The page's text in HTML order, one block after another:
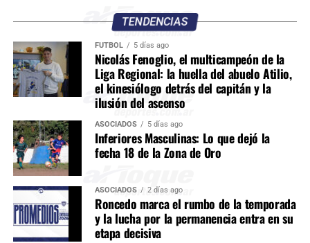
TENDENCIAS
FÚTBOL 5 días ago
Nicolás Fenoglio, el multicampeón de la
Liga Regional: la huella del abuelo Atilio,
el kinesiólogo detrás del capitán y la
ilusión del ascenso
ASOCIADOS 5 días ago
Inferiores Masculinas: Lo que dejó la
fecha 18 de la Zona de Oro
ASOCIADOS 2 días ago
Roncedo marca el rumbo de la temporada
y la lucha por la permanencia entra en su
etapa decisiva